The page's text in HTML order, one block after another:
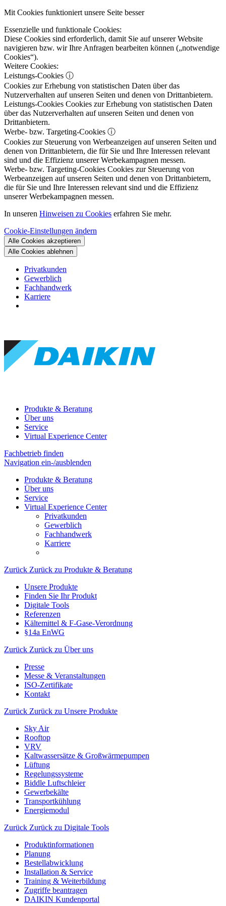
Mit Cookies funktioniert unsere Seite besser
Essenzielle und funktionale Cookies:
Diese Cookies sind erforderlich, damit Sie auf unserer Website
navigieren bzw. wir Ihre Anfragen bearbeiten können („notwendige
Cookies“).
Weitere Cookies:
Leistungs-Cookies ⓘ
Cookies zur Erhebung von statistischen Daten über das
Nutzerverhalten auf unseren Seiten und denen von Drittanbietern.
Leistungs-Cookies Cookies zur Erhebung von statistischen Daten
über das Nutzerverhalten auf unseren Seiten und denen von
Drittanbietern.
Werbe- bzw. Targeting-Cookies ⓘ
Cookies zur Steuerung von Werbeanzeigen auf unseren Seiten und
denen von Drittanbietern, die für Sie und Ihre Interessen relevant
sind und die Effizienz unserer Werbekampagnen messen.
Werbe- bzw. Targeting-Cookies Cookies zur Steuerung von
Werbeanzeigen auf unseren Seiten und denen von Drittanbietern,
die für Sie und Ihre Interessen relevant sind und die Effizienz
unserer Werbekampagnen messen.
In unseren Hinweisen zu Cookies erfahren Sie mehr.
Cookie-Einstellungen ändern
Alle Cookies akzeptieren
Alle Cookies ablehnen
Privatkunden
Gewerblich
Fachhandwerk
Karriere
Produkte & Beratung
Über uns
Service
Virtual Experience Center
Fachbetrieb finden
Navigation ein-/ausblenden
Produkte & Beratung
Über uns
Service
Virtual Experience Center
Privatkunden
Gewerblich
Fachhandwerk
Karriere
Zurück Zurück zu Produkte & Beratung
Unsere Produkte
Finden Sie Ihr Produkt
Digitale Tools
Referenzen
Kältemittel & F-Gase-Verordnung
§14a EnWG
Zurück Zurück zu Über uns
Presse
Messe & Veranstaltungen
ISO-Zertifikate
Kontakt
Zurück Zurück zu Unsere Produkte
Sky Air
Rooftop
VRV
Kaltwassersätze & Großwärmepumpen
Lüftung
Regelungssysteme
Biddle Luftschleier
Gewerbekälte
Transportkühlung
Energiemodul
Zurück Zurück zu Digitale Tools
Produktinformationen
Planung
Bestellabwicklung
Installation & Service
Training & Weiterbildung
Zugriffe beantragen
DAIKIN Kundenportal